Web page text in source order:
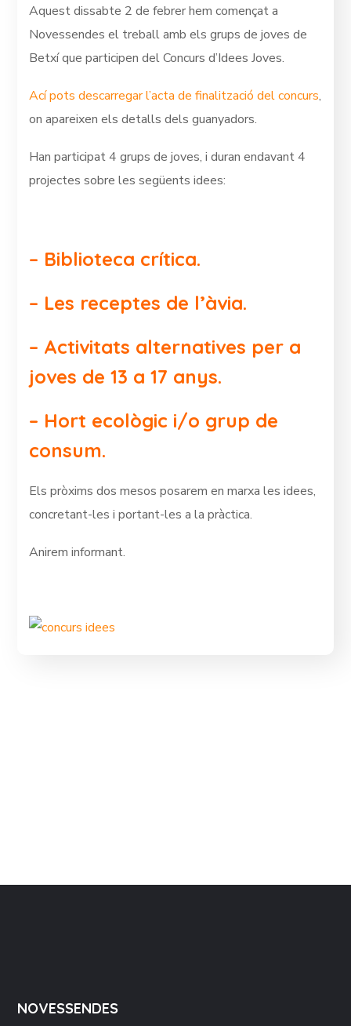
Aquest dissabte 2 de febrer hem començat a
Novessendes el treball amb els grups de joves de
Betxí que participen del Concurs d’Idees Joves.
Ací pots descarregar l’acta de finalització del concurs,
on apareixen els detalls dels guanyadors.
Han participat 4 grups de joves, i duran endavant 4
projectes sobre les següents idees:
– Biblioteca crítica.
– Les receptes de l’àvia.
– Activitats alternatives per a
joves de 13 a 17 anys.
– Hort ecològic i/o grup de
consum.
Els pròxims dos mesos posarem en marxa les idees,
concretant-les i portant-les a la pràctica.
Anirem informant.
NOVESSENDES